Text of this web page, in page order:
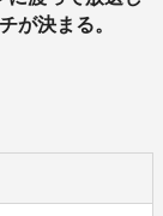
が決まる。